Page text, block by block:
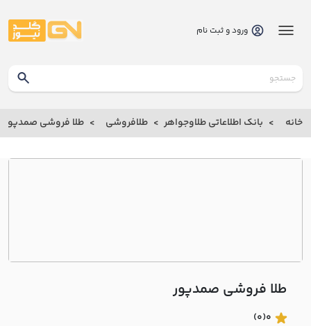
بانک
بانک
اطلاعاتی
درباره
با ما
ورود و ثبت نام
خانه بانک اطلاعاتی طلاوجواهر طلافروشی طلا فروشی صمدپور
طلا فروشی صمدپور
0
(0)